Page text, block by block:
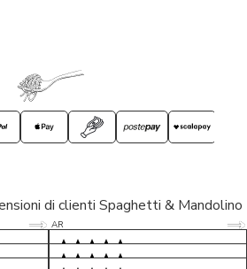
di clienti Spaghetti & Mandolino
5
5
5
AR 5/5
D* 5/5
S* 5/5